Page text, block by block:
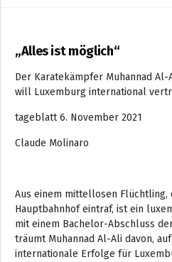
„Alles ist möglich“
Der Karatekämpfer Muhannad
will Luxemburg international
tageblatt 6. November 2021
Claude Molinaro
Aus einem mittellosen Flüchtling,
Hauptbahnhof eintraf, ist ein
mit einem Bachelor-Abschluss
träumt Muhannad Al-Ali davon,
internationale Erfolge für